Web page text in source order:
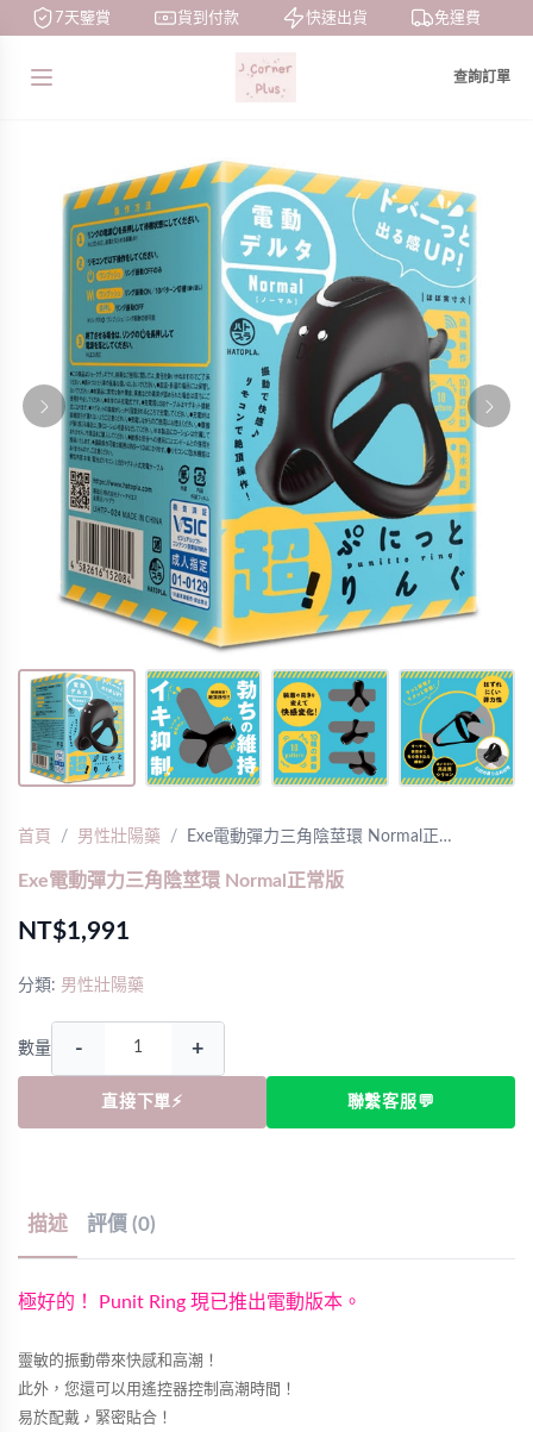
7天鑒賞 貨到付款 快速出貨 免運費
查詢訂單
首頁 男性壯陽藥 Exe電動彈力三角陰莖環 Normal正…
Exe電動彈力三角陰莖環 Normal正常版
NT$1,991
分類: 男性壯陽藥
數量 - +
直接下單⚡ 聯繫客服💬
描述 評價 (0)
極好的！ Punit Ring 現已推出電動版本。
靈敏的振動帶來快感和高潮！
此外，您還可以用遙控器控制高潮時間！
易於配戴 ♪ 緊密貼合！